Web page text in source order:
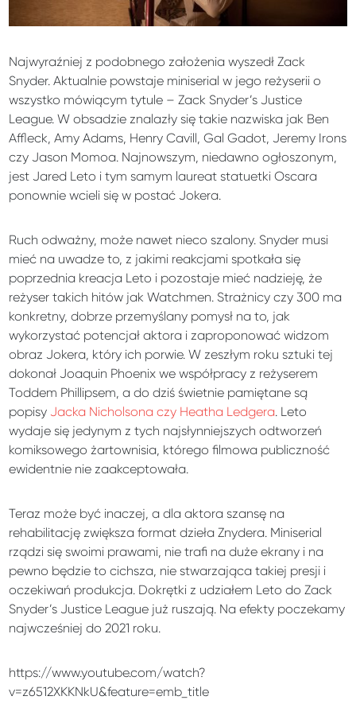
Najwyraźniej z podobnego założenia wyszedł Zack
Snyder. Aktualnie powstaje miniserial w jego reżyserii o
wszystko mówiącym tytule – Zack Snyder’s Justice
League. W obsadzie znalazły się takie nazwiska jak Ben
Affleck, Amy Adams, Henry Cavill, Gal Gadot, Jeremy Irons
czy Jason Momoa. Najnowszym, niedawno ogłoszonym,
jest Jared Leto i tym samym laureat statuetki Oscara
ponownie wcieli się w postać Jokera.
Ruch odważny, może nawet nieco szalony. Snyder musi
mieć na uwadze to, z jakimi reakcjami spotkała się
poprzednia kreacja Leto i pozostaje mieć nadzieję, że
reżyser takich hitów jak Watchmen. Strażnicy czy 300 ma
konkretny, dobrze przemyślany pomysł na to, jak
wykorzystać potencjał aktora i zaproponować widzom
obraz Jokera, który ich porwie. W zeszłym roku sztuki tej
dokonał Joaquin Phoenix we współpracy z reżyserem
Toddem Phillipsem, a do dziś świetnie pamiętane są
popisy Jacka Nicholsona czy Heatha Ledgera. Leto
wydaje się jedynym z tych najsłynniejszych odtworzeń
komiksowego żartownisia, którego filmowa publiczność
ewidentnie nie zaakceptowała.
Teraz może być inaczej, a dla aktora szansę na
rehabilitację zwiększa format dzieła Znydera. Miniserial
rządzi się swoimi prawami, nie trafi na duże ekrany i na
pewno będzie to cichsza, nie stwarzająca takiej presji i
oczekiwań produkcja. Dokrętki z udziałem Leto do Zack
Snyder’s Justice League już ruszają. Na efekty poczekamy
najwcześniej do 2021 roku.
https://www.youtube.com/watch?
v=z6512XKKNkU&feature=emb_title